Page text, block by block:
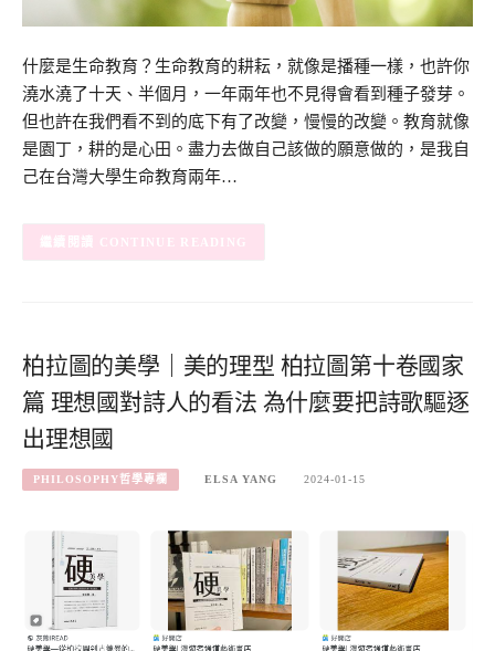
什麼是生命教育？生命教育的耕耘，就像是播種一樣，也許你
澆水澆了十天、半個月，一年兩年也不見得會看到種子發芽。
但也許在我們看不到的底下有了改變，慢慢的改變。教育就像
是園丁，耕的是心田。盡力去做自己該做的願意做的，是我自
己在台灣大學生命教育兩年…
CONTINUE READING
柏拉圖的美學｜美的理型 柏拉圖第十卷國家
篇 理想國對詩人的看法 為什麼要把詩歌驅逐
出理想國
PHILOSOPHY哲學專欄 ELSA YANG 2024-01-15